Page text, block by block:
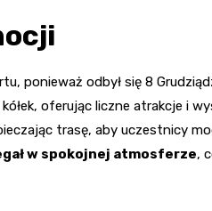
ponieważ odbył się 8
oferując liczne atrakcje i
trasę, aby uczestnicy
w spokojnej atmosferze,